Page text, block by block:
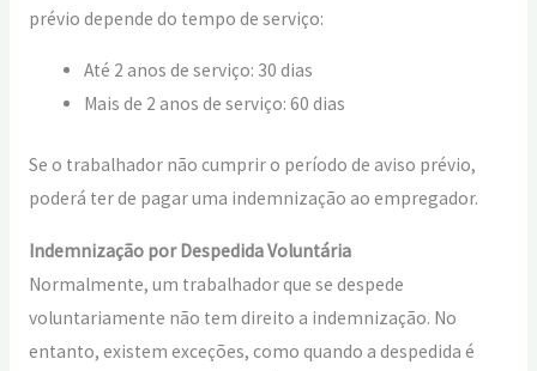
prévio depende do tempo de serviço:
Até 2 anos de serviço: 30 dias
Mais de 2 anos de serviço: 60 dias
Se o trabalhador não cumprir o período de aviso prévio,
poderá ter de pagar uma indemnização ao empregador.
Indemnização por Despedida Voluntária
Normalmente, um trabalhador que se despede
voluntariamente não tem direito a indemnização. No
entanto, existem exceções, como quando a despedida é